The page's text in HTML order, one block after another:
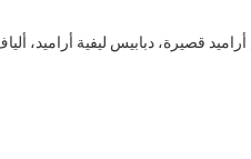
قصيرة، دبابيس ليفية أراميد،